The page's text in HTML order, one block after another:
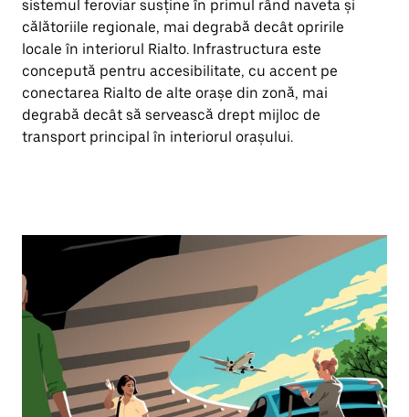
sistemul feroviar susține în primul rând naveta și
călătoriile regionale, mai degrabă decât opririle
locale în interiorul Rialto. Infrastructura este
concepută pentru accesibilitate, cu accent pe
conectarea Rialto de alte orașe din zonă, mai
degrabă decât să servească drept mijloc de
transport principal în interiorul orașului.